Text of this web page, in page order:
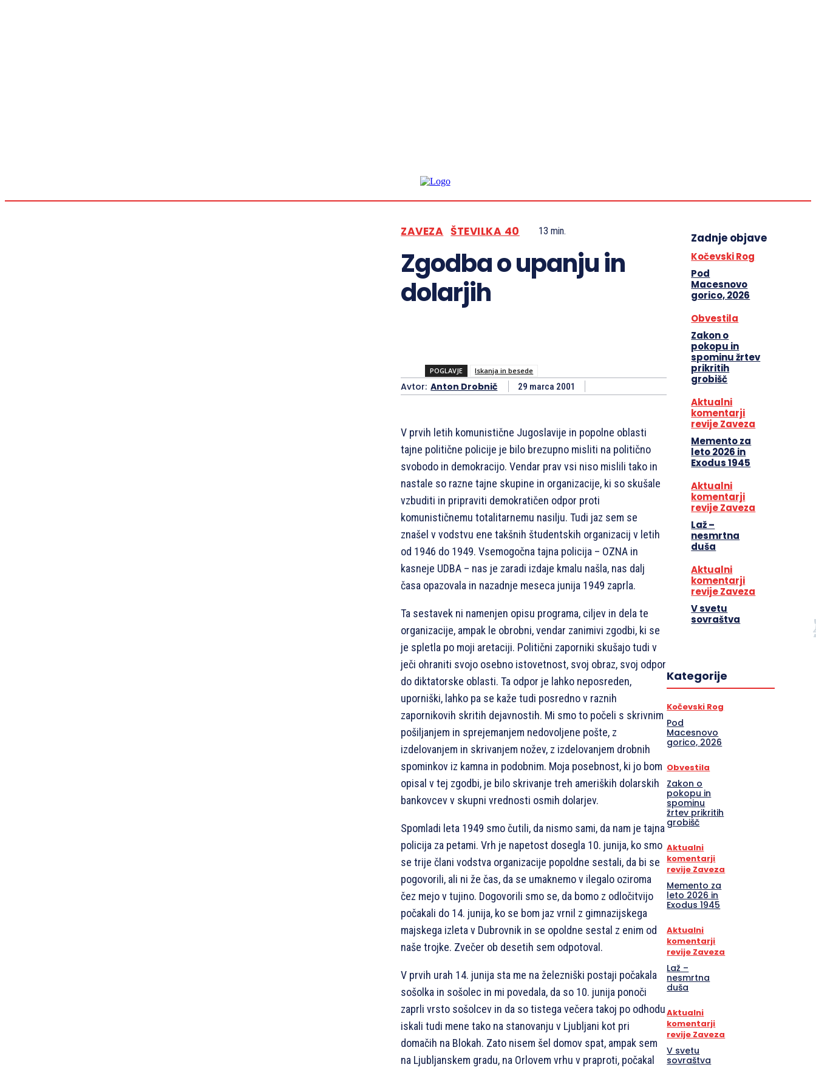
ZAVEZA ŠTEVILKA 40 13 min.
Zgodba o upanju in
dolarjih
POGLAVJE Iskanja in besede
Avtor: Anton Drobnič 29 marca 2001
V prvih letih komunistične Jugoslavije in popolne oblasti
tajne politične policije je bilo brezupno misliti na politično
svobodo in demokracijo. Vendar prav vsi niso mislili tako in
nastale so razne tajne skupine in organizacije, ki so skušale
vzbuditi in pripraviti demokratičen odpor proti
komunističnemu totalitarnemu nasilju. Tudi jaz sem se
znašel v vodstvu ene takšnih študentskih organizacij v letih
od 1946 do 1949. Vsemogočna tajna policija – OZNA in
kasneje UDBA – nas je zaradi izdaje kmalu našla, nas dalj
časa opazovala in nazadnje meseca junija 1949 zaprla.
Ta sestavek ni namenjen opisu programa, ciljev in dela te
organizacije, ampak le obrobni, vendar zanimivi zgodbi, ki se
je spletla po moji aretaciji. Politični zaporniki skušajo tudi v
ječi ohraniti svojo osebno istovetnost, svoj obraz, svoj odpor
do diktatorske oblasti. Ta odpor je lahko neposreden,
uporniški, lahko pa se kaže tudi posredno v raznih
zapornikovih skritih dejavnostih. Mi smo to počeli s skrivnim
pošiljanjem in sprejemanjem nedovoljene pošte, z
izdelovanjem in skrivanjem nožev, z izdelovanjem drobnih
spominkov iz kamna in podobnim. Moja posebnost, ki jo bom
opisal v tej zgodbi, je bilo skrivanje treh ameriških dolarskih
bankovcev v skupni vrednosti osmih dolarjev.
Spomladi leta 1949 smo čutili, da nismo sami, da nam je tajna
policija za petami. Vrh je napetost dosegla 10. junija, ko smo
se trije člani vodstva organizacije popoldne sestali, da bi se
pogovorili, ali ni že čas, da se umaknemo v ilegalo oziroma
čez mejo v tujino. Dogovorili smo se, da bomo z odločitvijo
počakali do 14. junija, ko se bom jaz vrnil z gimnazijskega
majskega izleta v Dubrovnik in se opoldne sestal z enim od
naše trojke. Zvečer ob desetih sem odpotoval.
V prvih urah 14. junija sta me na železniški postaji počakala
sošolka in sošolec in mi povedala, da so 10. junija ponoči
zaprli vrsto sošolcev in da so tistega večera takoj po odhodu
iskali tudi mene tako na stanovanju v Ljubljani kot pri
domačih na Blokah. Zato nisem šel domov spat, ampak sem
na Ljubljanskem gradu, na Orlovem vrhu v praproti, počakal
Zadnje objave
Kočevski Rog
Pod
Macesnovo
gorico, 2026
Obvestila
Zakon o
pokopu in
spominu žrtev
prikritih
grobišč
Aktualni
komentarji
revije Zaveza
Memento za
leto 2026 in
Exodus 1945
Aktualni
komentarji
revije Zaveza
Laž –
nesmrtna
duša
Aktualni
komentarji
revije Zaveza
V svetu
sovraštva
Kategorije
Kočevski Rog
Pod
Macesnovo
gorico, 2026
Obvestila
Zakon o
pokopu in
spominu
žrtev prikritih
grobišč
Aktualni
komentarji
revije Zaveza
Memento za
leto 2026 in
Exodus 1945
Aktualni
komentarji
revije Zaveza
Laž –
nesmrtna
duša
Aktualni
komentarji
revije Zaveza
V svetu
sovraštva